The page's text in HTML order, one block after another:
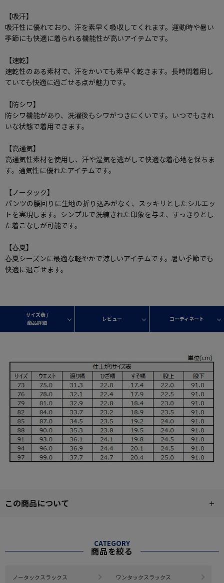
【吸汗】
吸汗性に優れており、汗を素早く吸収してくれます。運動時や暑い
季節にも快適に着られる機能性が高いアイテムです。
【速乾】
速乾性のある素材で、汗をかいても素早く乾きます。長時間着用し
ていても快適に過ごせる点が魅力です。
【防シワ】
防シワ機能があり、洗濯後もシワがつきにくいです。いつでもきれ
いな状態で着用できます。
【高通気】
高通気性素材を使用し、汗や湿気を逃がして快適な着心地を保ちま
す。通気性に優れたアイテムです。
【ノータック】
パンツの腰回りに生地の折り込みがなく、スッキリとしたシルエッ
トを実現します。シンプルで洗練された印象を与え、すっきりとし
た着こなしが可能です。
【春夏】
春夏シーズンに最適な軽やかで涼しいアイテムです。暑い季節でも
快適に過ごせます。
サイズ表 /
商品詳細
レビュー コーディネート
この商品について
CATEGORY
商品を絞る
ノータックスラックス ワンタックスラックス